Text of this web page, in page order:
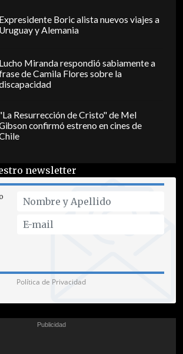
Expresidente Boric alista nuevos viajes a
Uruguay y Alemania
Lucho Miranda respondió sabiamente a
de Camila Flores sobre la
Resurrección de Cristo" de Mel
confirmó estreno en cines de
newsletter
Política de Privacidad